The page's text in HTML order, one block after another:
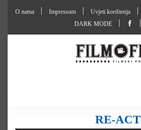
O nama Impressum Uvjeti korištenja
DARK MODE
RE-ACT